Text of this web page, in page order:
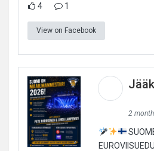
4 1
View on Facebook
2